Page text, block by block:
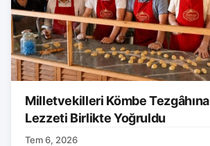
Milletvekilleri Kömbe
Lezzeti Birlikte Yoğruldu
Tem 6, 2026